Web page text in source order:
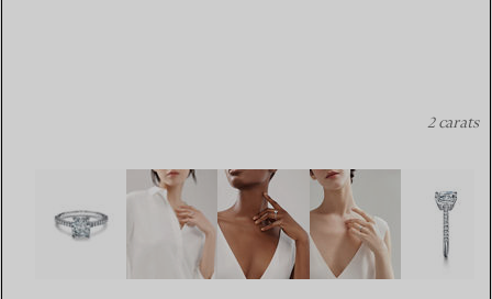
Tiffany Forever:Bague de fiançailles diamant taille
2 carats